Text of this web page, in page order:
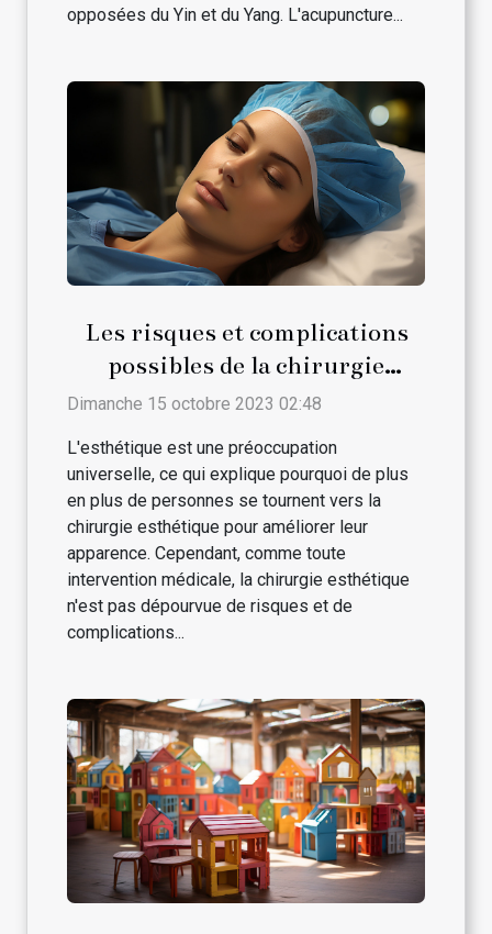
opposées du Yin et du Yang. L'acupuncture...
Les risques et complications
possibles de la chirurgie
esthétique
Dimanche 15 octobre 2023 02:48
L'esthétique est une préoccupation
universelle, ce qui explique pourquoi de plus
en plus de personnes se tournent vers la
chirurgie esthétique pour améliorer leur
apparence. Cependant, comme toute
intervention médicale, la chirurgie esthétique
n'est pas dépourvue de risques et de
complications...